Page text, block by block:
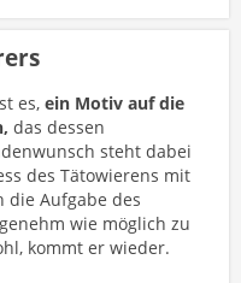
es, ein Motiv auf die
das dessen
steht dabei
des Tätowierens mit
die Aufgabe des
wie möglich zu
kommt er wieder.